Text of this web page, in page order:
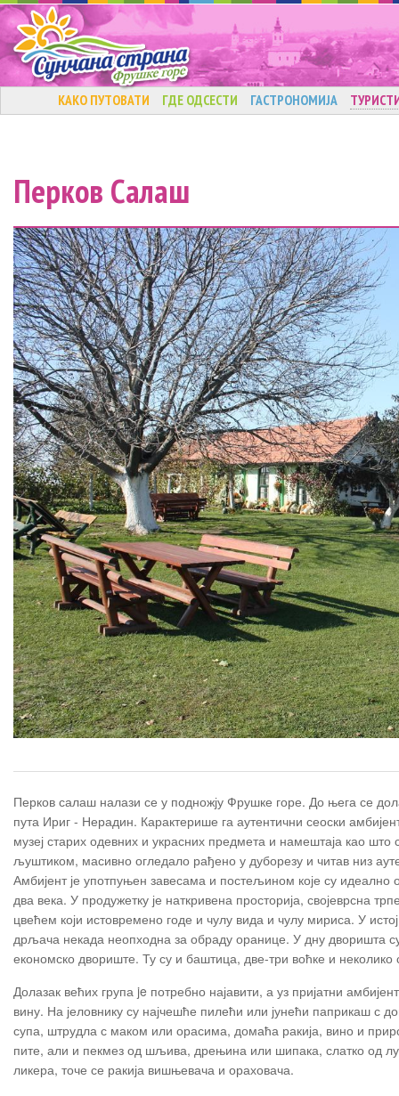
КАКО ПУТОВАТИ ГДЕ ОДСЕСТИ ГАСТРОНОМИЈА
Перков Салаш
Перков салаш налази се у подножју Фрушке горе. До њега се
пута Ириг - Нерадин. Карактерише га аутентични сеоски
музеј старих одевних и украсних предмета и намештаја као
љуштиком, масивно огледало рађено у дуборезу и читав низ
Амбијент је употпуњен завесама и постељином које су идеално
два века. У продужетку је наткривена просторија, својеврсна
цвећем који истовремено годе и чулу вида и чулу мириса. У
дрљача некада неопходна за обраду оранице. У дну дворишта
економско двориште. Ту су и баштица, две-три воћке и неколико
Долазак већих група je потребно најавити, а уз пријатни
вину. На јеловнику су најчешће пилећи или јунећи паприкаш
супа, штрудла с маком или орасима, домаћа ракија, вино и
пите, али и пекмез од шљива, дрењина или шипака, слатко од
ликера, точе се ракија вишњевача и ораховача.